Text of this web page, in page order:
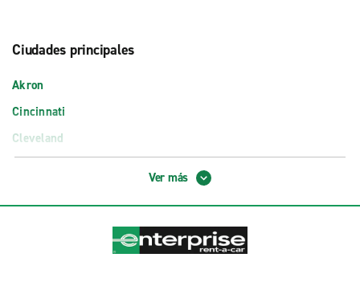
Ciudades principales
Akron
Cincinnati
Cleveland
Aeropuerto de Akron-Canton (CAK)
Ver más